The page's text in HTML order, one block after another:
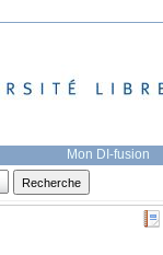
Mon DI-fusion